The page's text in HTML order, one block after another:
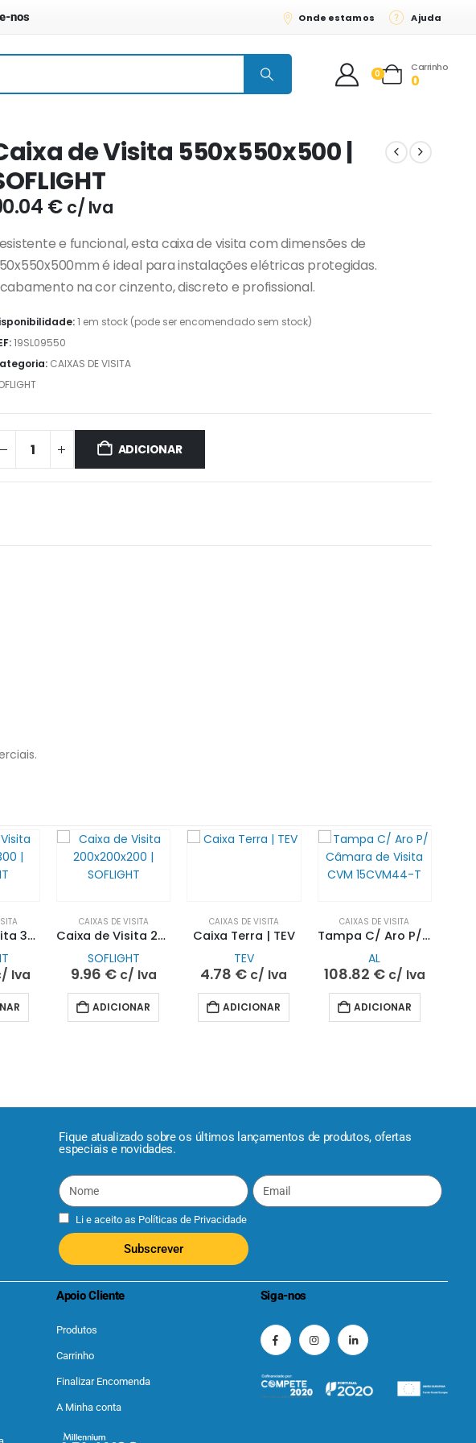
nos Onde estamos Ajuda
0 Carrinho
0
de Visita 550x550x500 |
€ c/ Iva
e funcional, esta caixa de visita com dimensões de
é ideal para instalações elétricas protegidas.
na cor cinzento, discreto e profissional.
1 em stock (pode ser encomendado sem stock)
19SL09550
CAIXAS DE VISITA
ADICIONAR
Caixa de Visita 300x300x300 | SOFLIGHT
Iva
CAIXAS DE VISITA
Caixa de Visita 200x200x200 | SOFLIGHT
SOFLIGHT
9.96 € c/ Iva
ADICIONAR
CAIXAS DE VISITA
Caixa Terra | TEV
TEV
4.78 € c/ Iva
ADICIONAR
CAIXAS DE VISITA
Tampa C/ Aro P/ Câmara de Visita CVM 15CVM44-T | AL
AL
108.82 € c/ Iva
ADICIONAR
Fique atualizado sobre os últimos lançamentos de produtos, ofertas
especiais e novidades.
Li e aceito as Políticas de Privacidade
Subscrever
Apoio Cliente
Produtos
Carrinho
Finalizar Encomenda
A Minha conta
Siga-nos